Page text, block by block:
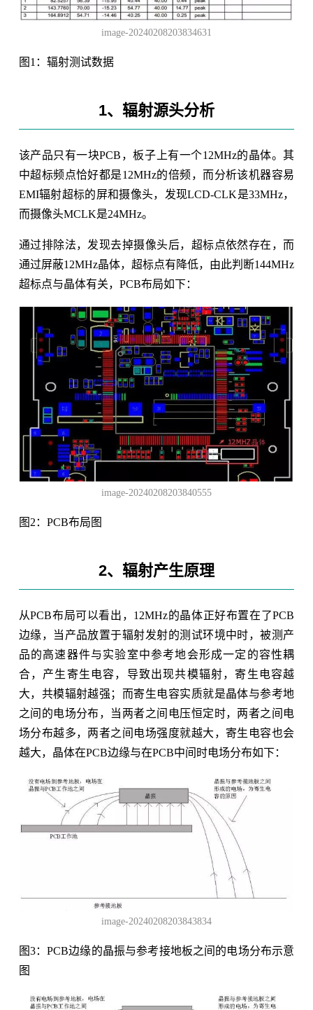
image-20240208203834631
图1：辐射测试数据
1、辐射源头分析
该产品只有一块PCB，板子上有一个12MHz的晶体。其
中超标频点恰好都是12MHz的倍频，而分析该机器容易
EMI辐射超标的屏和摄像头，发现LCD-CLK是33MHz，
而摄像头MCLK是24MHz。
通过排除法，发现去掉摄像头后，超标点依然存在，而
通过屏蔽12MHz晶体，超标点有降低，由此判断144MHz
超标点与晶体有关，PCB布局如下：
image-20240208203840555
图2：PCB布局图
2、辐射产生原理
从PCB布局可以看出，12MHz的晶体正好布置在了PCB
边缘，当产品放置于辐射发射的测试环境中时，被测产
品的高速器件与实验室中参考地会形成一定的容性耦
合，产生寄生电容，导致出现共模辐射，寄生电容越
大，共模辐射越强；而寄生电容实质就是晶体与参考地
之间的电场分布，当两者之间电压恒定时，两者之间电
场分布越多，两者之间电场强度就越大，寄生电容也会
越大，晶体在PCB边缘与在PCB中间时电场分布如下：
image-20240208203843834
图3：PCB边缘的晶振与参考接地板之间的电场分布示意
图